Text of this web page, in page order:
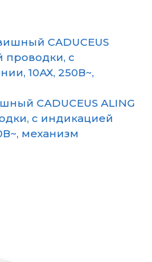
CADUCEUS ALING
с индикацией
механизм